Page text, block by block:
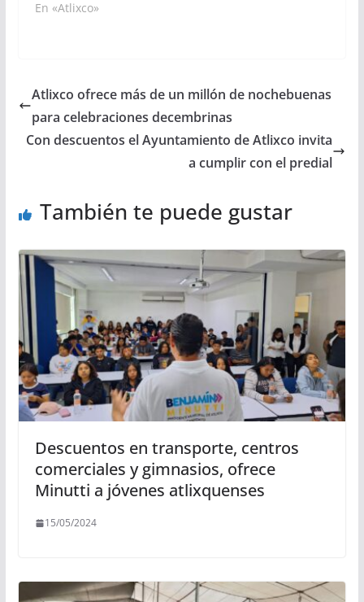
En «Atlixco»
Atlixco ofrece más de un millón de nochebuenas
para celebraciones decembrinas
Con descuentos el Ayuntamiento de Atlixco invita
a cumplir con el predial
También te puede gustar
Descuentos en transporte, centros
comerciales y gimnasios, ofrece
Minutti a jóvenes atlixquenses
15/05/2024